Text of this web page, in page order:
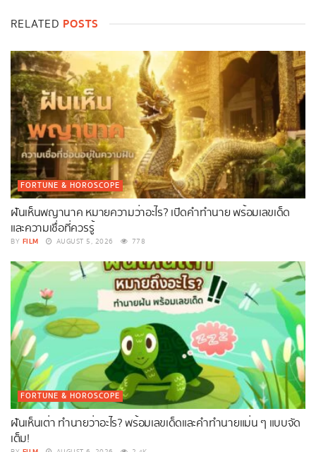
RELATED POSTS
FORTUNE & HOROSCOPE
ฝันเห็นพญานาค หมายความว่าอะไร? เปิดคำทำนาย พร้อมเลขเด็ด
และความเชื่อที่ควรรู้
BY FILM AUGUST 5, 2026 778
FORTUNE & HOROSCOPE
ฝันเห็นเต่า ทำนายว่าอะไร? พร้อมเลขเด็ดและคำทำนายแม่น ๆ แบบจัด
เต็ม!